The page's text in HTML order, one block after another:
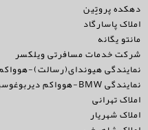
دهکده پروتِِِِِین
املاک پاسارگاد
مانتو یگانه
شرکت خدمات مسافرتی ویلکسر
نمایندگی هیوندای(رسالت)-
نمایندگی BMW-هوواکم دیربوغوسیان(هویک پارس سابق)
املاک تهرانی
املاک شهریار